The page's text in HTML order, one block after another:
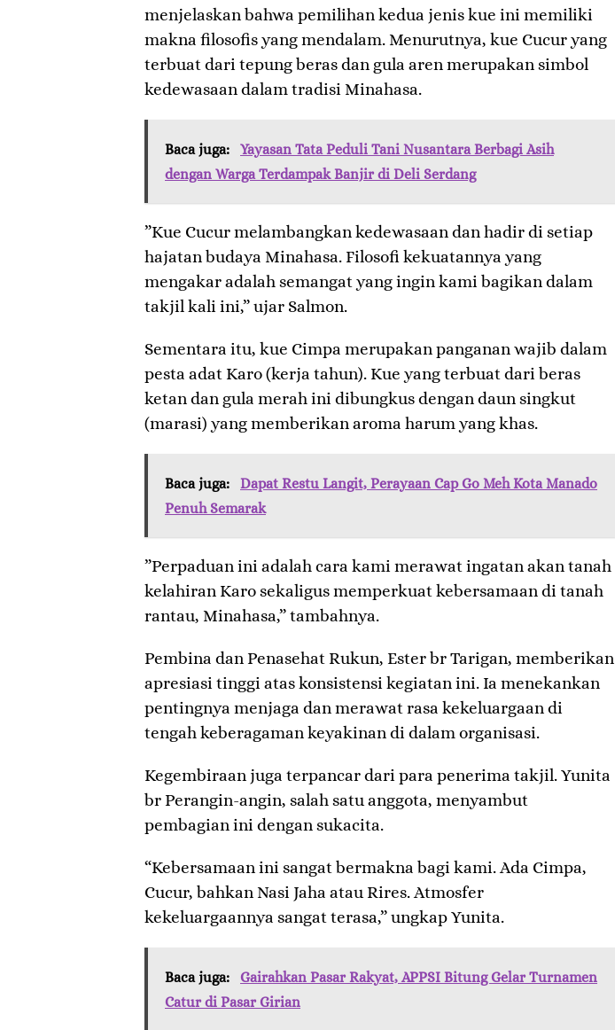
menjelaskan bahwa pemilihan kedua jenis kue ini memiliki
makna filosofis yang mendalam. Menurutnya, kue Cucur yang
terbuat dari tepung beras dan gula aren merupakan simbol
kedewasaan dalam tradisi Minahasa.
Baca juga:
Yayasan Tata Peduli Tani Nusantara Berbagi Asih
dengan Warga Terdampak Banjir di Deli Serdang
​”Kue Cucur melambangkan kedewasaan dan hadir di setiap
hajatan budaya Minahasa. Filosofi kekuatannya yang
mengakar adalah semangat yang ingin kami bagikan dalam
takjil kali ini,” ujar Salmon.
​Sementara itu, kue Cimpa merupakan panganan wajib dalam
pesta adat Karo (kerja tahun). Kue yang terbuat dari beras
ketan dan gula merah ini dibungkus dengan daun singkut
(marasi) yang memberikan aroma harum yang khas.
Baca juga:
Dapat Restu Langit, Perayaan Cap Go Meh Kota Manado
Penuh Semarak
​”Perpaduan ini adalah cara kami merawat ingatan akan tanah
kelahiran Karo sekaligus memperkuat kebersamaan di tanah
rantau, Minahasa,” tambahnya.
​Pembina dan Penasehat Rukun, Ester br Tarigan, memberikan
apresiasi tinggi atas konsistensi kegiatan ini. Ia menekankan
pentingnya menjaga dan merawat rasa kekeluargaan di
tengah keberagaman keyakinan di dalam organisasi.
​Kegembiraan juga terpancar dari para penerima takjil. Yunita
br Perangin-angin, salah satu anggota, menyambut
pembagian ini dengan sukacita.
“Kebersamaan ini sangat bermakna bagi kami. Ada Cimpa,
Cucur, bahkan Nasi Jaha atau Rires. Atmosfer
kekeluargaannya sangat terasa,” ungkap Yunita.
Baca juga:
Gairahkan Pasar Rakyat, APPSI Bitung Gelar Turnamen
Catur di Pasar Girian